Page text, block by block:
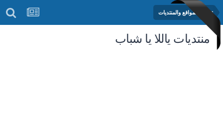
تطوير المواقع والمنتديات
منتديات ياللا يا شباب